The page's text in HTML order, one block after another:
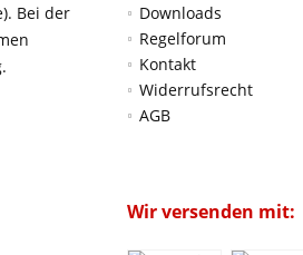
Bei der
Downloads
Regelforum
Kontakt
Widerrufsrecht
AGB
Wir versenden mit: